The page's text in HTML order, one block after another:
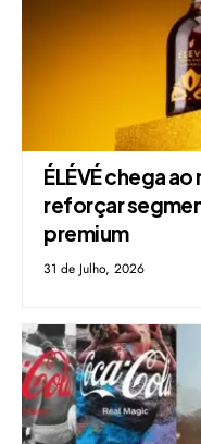
ÉLÉVÉ chega
reforçar
premium
31 de Julho, 2026